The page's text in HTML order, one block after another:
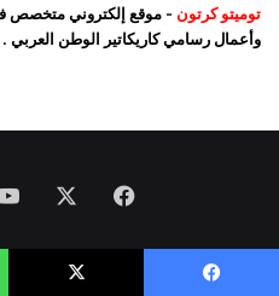
توميتو كرتون
وأعمال رسامي كاريكاتير الوطن العربي .
فيسبوك